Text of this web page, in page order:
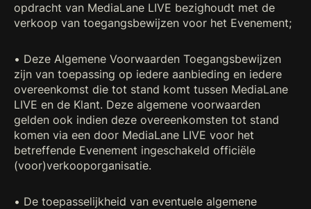
opdracht van MediaLane LIVE bezighoudt met de
verkoop van toegangsbewijzen voor het Evenement;
• Deze Algemene Voorwaarden Toegangsbewijzen
zijn van toepassing op iedere aanbieding en iedere
overeenkomst die tot stand komt tussen MediaLane
LIVE en de Klant. Deze algemene voorwaarden
gelden ook indien deze overeenkomsten tot stand
komen via een door MediaLane LIVE voor het
betreffende Evenement ingeschakeld officiële
(voor)verkooporganisatie.
• De toepasselijkheid van eventuele algemene